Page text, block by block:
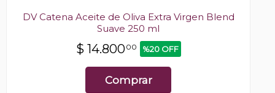
DV Catena Aceite de Oliva Extra Virgen Blend
Suave 250 ml
$ 14.80000 %20 OFF
Comprar